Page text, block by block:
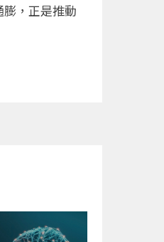
，正是推動